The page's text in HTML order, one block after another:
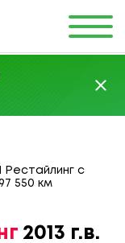
Рестайлинг с
550 км
2013 г.в.